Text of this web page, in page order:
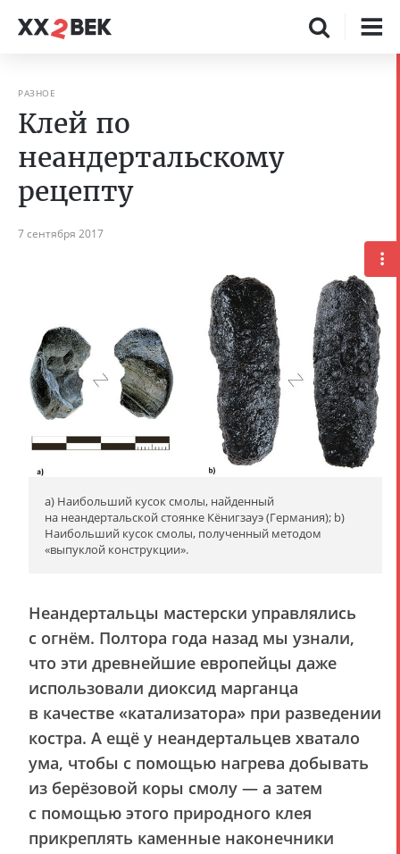
РАЗНОЕ
Клей по
неандертальскому
рецепту
7 сентября 2017
a) Наибольший кусок смолы, найденный
на неандертальской стоянке Кёнигзауэ (Германия); b)
Наибольший кусок смолы, полученный методом
«выпуклой конструкции».
Неандертальцы мастерски управлялись
с огнём. Полтора года назад мы узнали,
что эти древнейшие европейцы даже
использовали диоксид марганца
в качестве «катализатора» при разведении
костра. А ещё у неандертальцев хватало
ума, чтобы с помощью нагрева добывать
из берёзовой коры смолу — а затем
с помощью этого природного клея
прикреплять каменные наконечники